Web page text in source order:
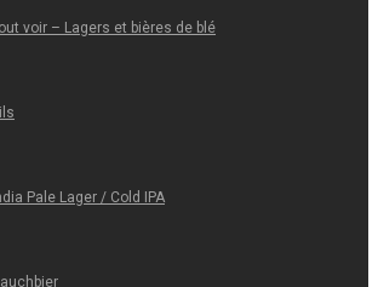
voir – Lagers et bières de blé
Pale Lager / Cold IPA